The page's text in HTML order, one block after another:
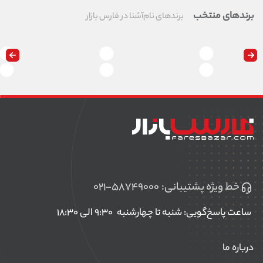
ابعاد کوچک این محصول باعث شده است که جای زیادی را در اتوموبیل شما
برندهای منتخب برندهای نام‌آشنا در فارس بازار
خط ویژه پشتیبانی: ۰۲۱-۵۸۷۴۹۰۰۰
ساعت پاسخ‌گویی: شنبه تا چهارشنبه
درباره ما